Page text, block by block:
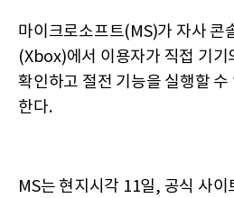
마이크로소프트(MS)가 자사 콘
(Xbox)에서 이용자가 직접 기기
확인하고 절전 기능을 실행할
한다.
MS는 현지시각 11일, 공식 사